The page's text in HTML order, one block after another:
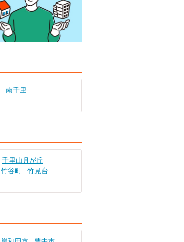
南千里
千里山月が丘
竹谷町
竹見台